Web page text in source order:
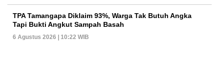
TPA Tamangapa Diklaim 93%, Warga Tak Butuh Angka
Tapi Bukti Angkut Sampah Basah
6 Agustus 2026 | 10:22 WIB